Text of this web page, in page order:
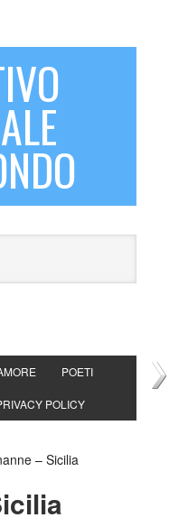
POETI
POLICY
– Sicilia